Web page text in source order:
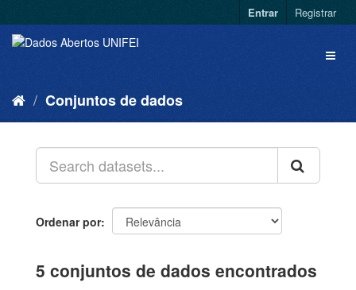
Entrar Registrar
Conjuntos de dados
Ordenar por
5 conjuntos de dados encontrados